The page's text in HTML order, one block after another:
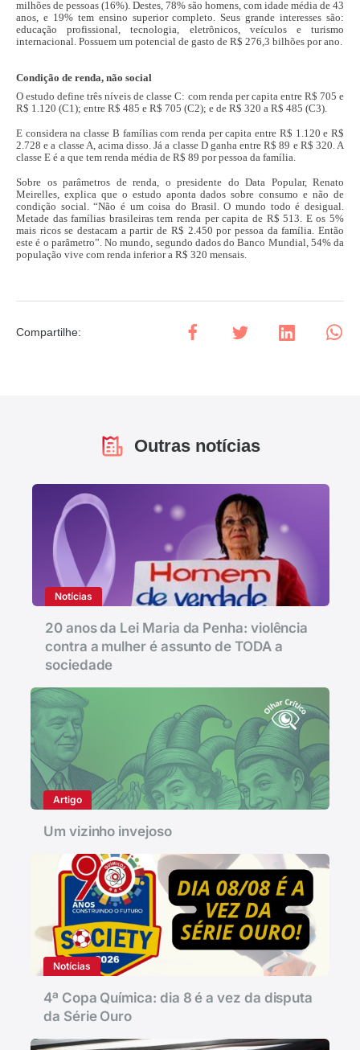
milhões de pessoas (16%). Destes, 78% são homens, com idade média de 43
anos, e 19% tem ensino superior completo. Seus grande interesses são:
educação profissional, tecnologia, eletrônicos, veículos e turismo
internacional. Possuem um potencial de gasto de R$ 276,3 bilhões por ano.
Condição de renda, não social
O estudo define três níveis de classe C: com renda per capita entre R$ 705 e
R$ 1.120 (C1); entre R$ 485 e R$ 705 (C2); e de R$ 320 a R$ 485 (C3).
E considera na classe B famílias com renda per capita entre R$ 1.120 e R$
2.728 e a classe A, acima disso. Já a classe D ganha entre R$ 89 e R$ 320. A
classe E é a que tem renda média de R$ 89 por pessoa da família.
Sobre os parâmetros de renda, o presidente do Data Popular, Renato
Meirelles, explica que o estudo aponta dados sobre consumo e não de
condição social. “Não é um coisa do Brasil. O mundo todo é desigual.
Metade das famílias brasileiras tem renda per capita de R$ 513. E os 5%
mais ricos se destacam a partir de R$ 2.450 por pessoa da família. Então
este é o parâmetro”. No mundo, segundo dados do Banco Mundial, 54% da
população vive com renda inferior a R$ 320 mensais.
Compartilhe:
Outras notícias
Notícias
20 anos da Lei Maria da Penha: violência
contra a mulher é assunto de TODA a
sociedade
Artigo
Um vizinho invejoso
Notícias
4ª Copa Química: dia 8 é a vez da disputa
da Série Ouro